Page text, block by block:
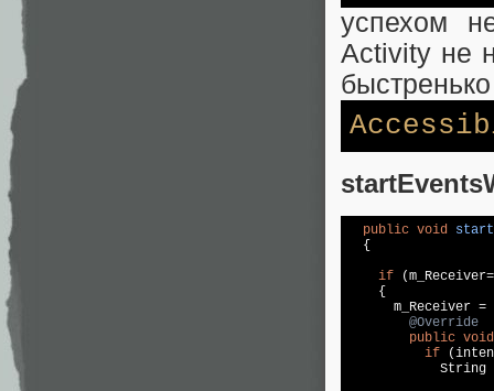
успехом
Activity не
public void
{
if
    {
      m_Receiver =
@Override
public void
if
String